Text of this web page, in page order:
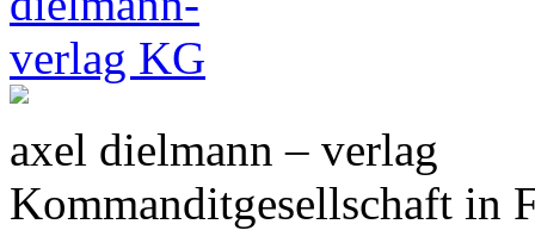
axel dielmann – verlag
Kommanditgesellschaft in